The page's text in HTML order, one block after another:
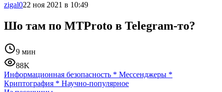
zigal022 ноя 2021 в 10:49
Шо там по MTProto в Telegram-то?
9 мин
88K
Информационная безопасность * Мессенджеры *
Криптография * Научно-популярное